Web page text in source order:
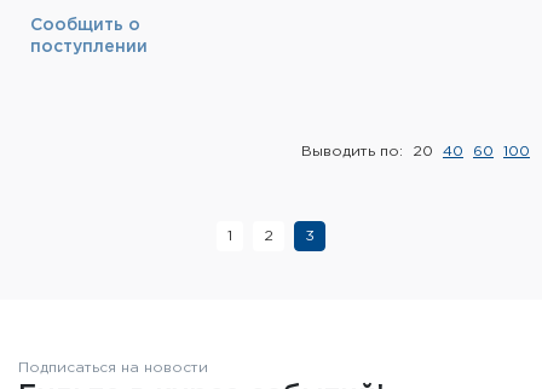
Cообщить о
поступлении
Выводить по: 20 40 60 100
1 2 3
Подписаться на новости